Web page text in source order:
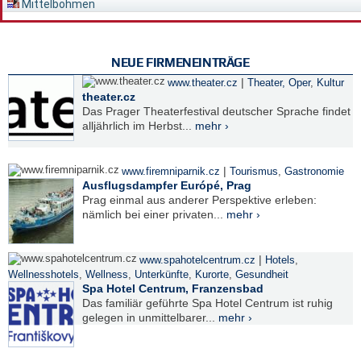
Mittelböhmen
NEUE FIRMENEINTRÄGE
www.theater.cz | Theater, Oper, Kultur
theater.cz
Das Prager Theaterfestival deutscher Sprache findet
alljährlich im Herbst... mehr ›
www.firemniparnik.cz | Tourismus, Gastronomie
Ausflugsdampfer Európé, Prag
Prag einmal aus anderer Perspektive erleben:
nämlich bei einer privaten... mehr ›
www.spahotelcentrum.cz | Hotels,
Wellnesshotels, Wellness, Unterkünfte, Kurorte, Gesundheit
Spa Hotel Centrum, Franzensbad
Das familiär geführte Spa Hotel Centrum ist ruhig
gelegen in unmittelbarer... mehr ›